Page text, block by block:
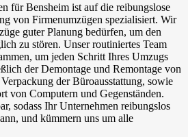
für Bensheim ist auf die reibungslose
von Firmenumzügen spezialisiert. Wir
guter Planung bedürfen, um den
zu stören. Unser routiniertes Team
um jeden Schritt Ihres Umzugs
der Demontage und Remontage von
der Büroausstattung, sowie
von Computern und Gegenständen.
sodass Ihr Unternehmen reibungslos
und kümmern uns um alle